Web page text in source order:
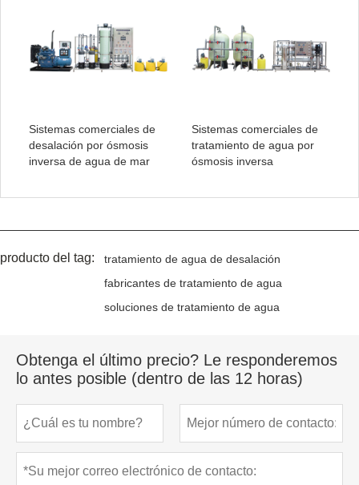
Sistemas comerciales de
desalación por ósmosis
inversa de agua de mar
Sistemas comerciales de
tratamiento de agua por
ósmosis inversa
producto del tag:
tratamiento de agua de desalación
fabricantes de tratamiento de agua
soluciones de tratamiento de agua
Obtenga el último precio? Le responderemos
lo antes posible (dentro de las 12 horas)